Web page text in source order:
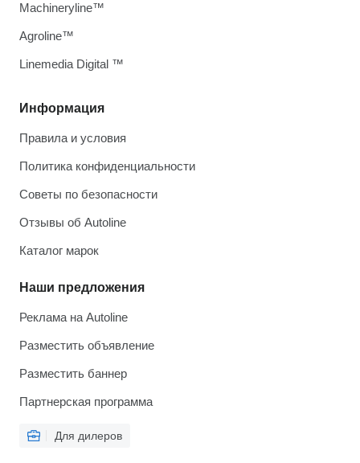
Информация
Правила и условия
Политика конфиденциальности
Советы по безопасности
Отзывы об Autoline
Каталог марок
Наши предложения
Реклама на Autoline
Разместить объявление
Разместить баннер
Партнерская программа
Для дилеров
Machineryline™
Agroline™
Linemedia Digital ™